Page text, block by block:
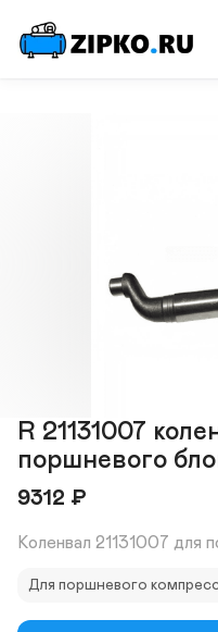
R 21131007
поршневого
9312 ₽
Коленвал 21131007 для
Для поршневого